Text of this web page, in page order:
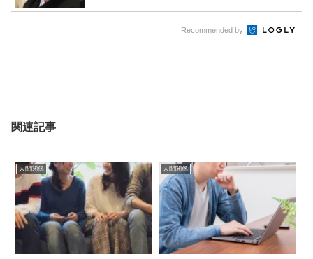
Recommended by
関連記事
人間関係 人間関係